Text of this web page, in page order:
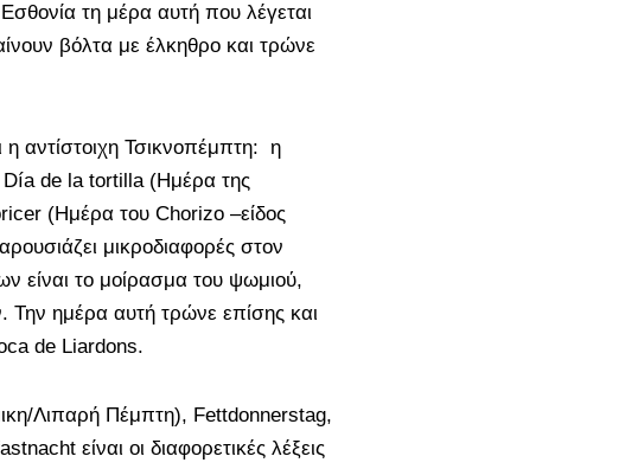
τη μέρα αυτή που λέγεται
βόλτα με έλκηθρο και τρώνε
αντίστοιχη Τσικνοπέμπτη: η
de la tortilla (Ημέρα της
(Ημέρα του Chorizo –είδος
μικροδιαφορές στον
είναι το μοίρασμα του ψωμιού,
ημέρα αυτή τρώνε επίσης και
de Liardons.
Λιπαρή Πέμπτη), Fettdonnerstag,
είναι οι διαφορετικές λέξεις